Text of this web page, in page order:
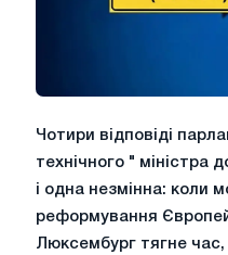
Чотири відповіді
технічного " міністра
і одна незмінна: коли
реформування
Люксембург тягне